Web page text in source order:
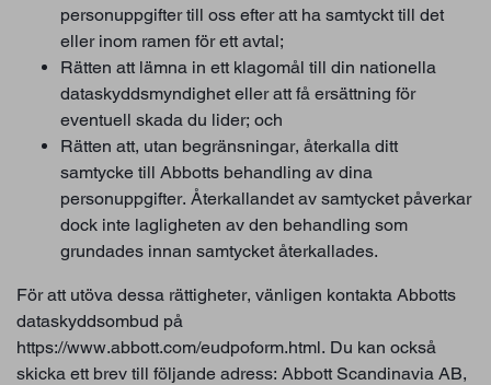
personuppgifter till oss efter att ha samtyckt till det
eller inom ramen för ett avtal;
Rätten att lämna in ett klagomål till din nationella
dataskyddsmyndighet eller att få ersättning för
eventuell skada du lider; och
Rätten att, utan begränsningar, återkalla ditt
samtycke till Abbotts behandling av dina
personuppgifter. Återkallandet av samtycket påverkar
dock inte lagligheten av den behandling som
grundades innan samtycket återkallades.
För att utöva dessa rättigheter, vänligen kontakta Abbotts
dataskyddsombud på
https://www.abbott.com/eudpoform.html. Du kan också
skicka ett brev till följande adress: Abbott Scandinavia AB,